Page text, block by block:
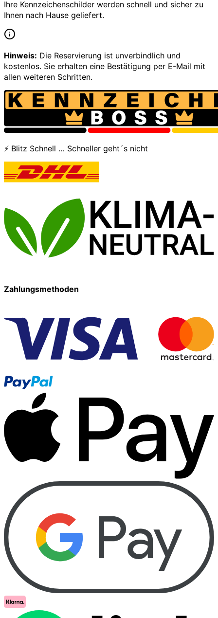
Ihre Kennzeichenschilder werden schnell und sicher zu
Ihnen nach Hause geliefert.
Hinweis: Die Reservierung ist unverbindlich und
kostenlos. Sie erhalten eine Bestätigung per E-Mail mit
allen weiteren Schritten.
⚡ Blitz Schnell … Schneller geht´s nicht
Zahlungsmethoden